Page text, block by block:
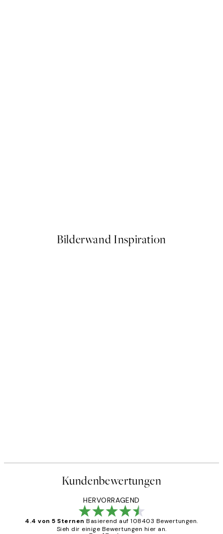
Bilderwand Inspiration
Kundenbewertungen
HERVORRAGEND
4.4 von 5 Sternen Basierend auf 108403 Bewertungen.
Sieh dir einige Bewertungen hier an.